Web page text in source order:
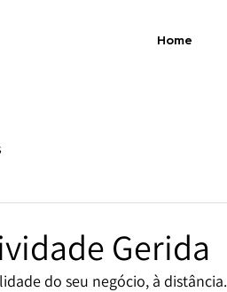
Home
Gerida
do seu negócio, à distância.